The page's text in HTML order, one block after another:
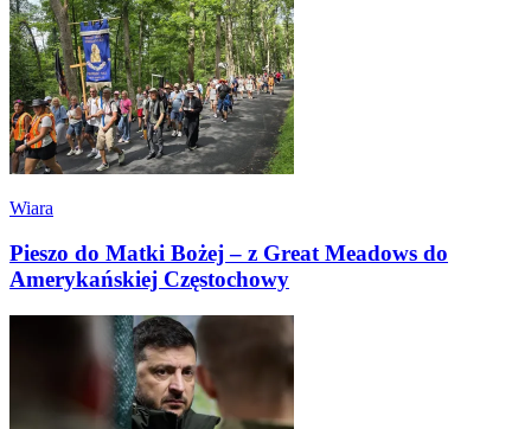
Wiara
Pieszo do Matki Bożej – z Great Meadows do
Amerykańskiej Częstochowy